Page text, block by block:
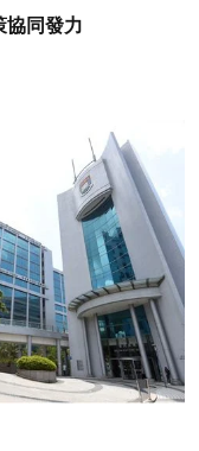
協同發力